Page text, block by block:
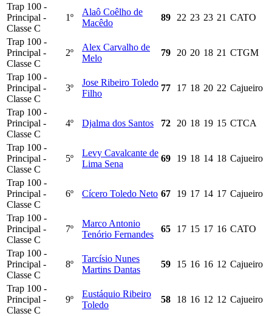
Trap 100 -
Principal -
Classe C
1º
Alaô Coêlho de
Macêdo
89 22 23 23 21 CATO
Trap 100 -
Principal -
Classe C
2º
Alex Carvalho de
Melo
79 20 20 18 21 CTGM
Trap 100 -
Principal -
Classe C
3º
Jose Ribeiro Toledo
Filho
77 17 18 20 22 Cajueiro
Trap 100 -
Principal -
Classe C
4º Djalma dos Santos 72 20 18 19 15 CTCA
Trap 100 -
Principal -
Classe C
5º
Levy Cavalcante de
Lima Sena
69 19 18 14 18 Cajueiro
Trap 100 -
Principal -
Classe C
6º Cícero Toledo Neto 67 19 17 14 17 Cajueiro
Trap 100 -
Principal -
Classe C
7º
Marco Antonio
Tenório Fernandes
65 17 15 17 16 CATO
Trap 100 -
Principal -
Classe C
8º
Tarcísio Nunes
Martins Dantas
59 15 16 16 12 Cajueiro
Trap 100 -
Principal -
Classe C
9º
Eustáquio Ribeiro
Toledo
58 18 16 12 12 Cajueiro